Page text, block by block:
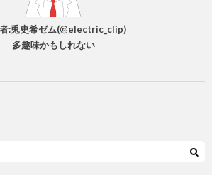
:兎史希ゼム(@electric_clip)
多趣味かもしれない